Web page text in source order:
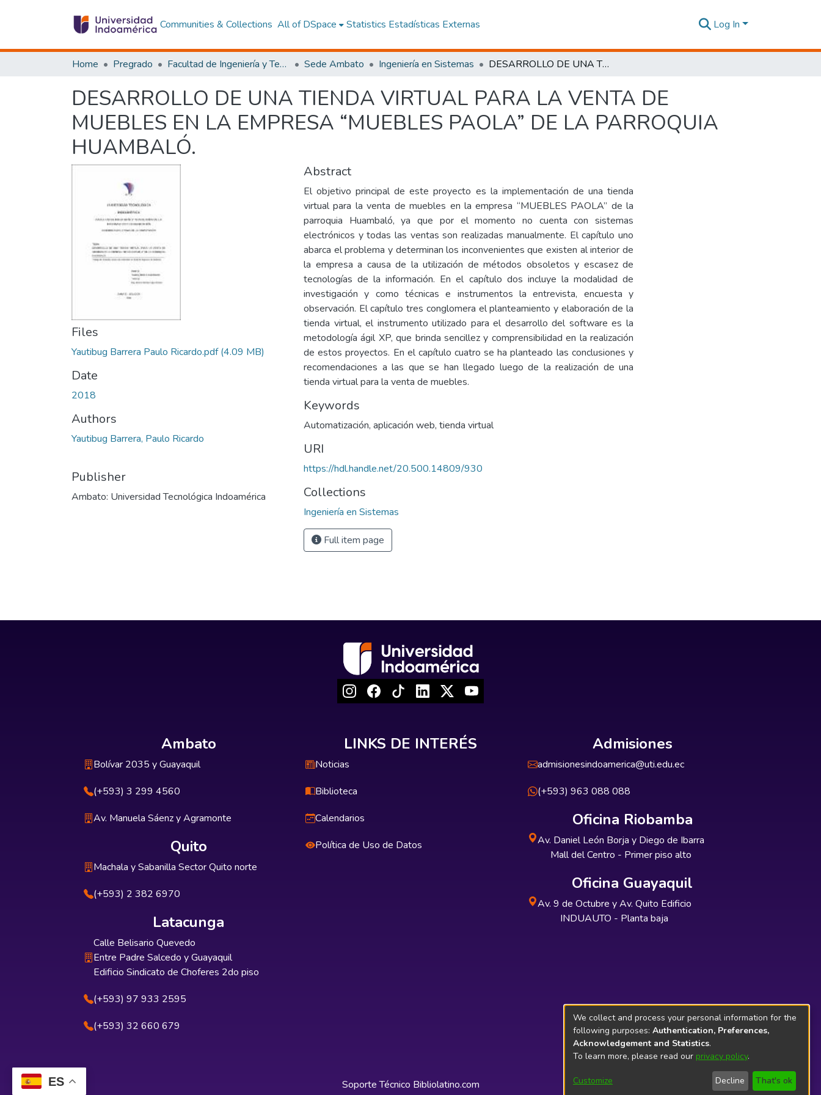
ES
Communities & Collections All of DSpace Statistics Estadísticas Externas Log In
Home Pregrado Facultad de Ingeniería y Tecnologías de la Información y la Comunicación Sede Ambato Ingeniería en Sistemas DESARROLLO DE UNA TIENDA VIRTUAL PARA LA VENTA DE MUEBLES EN LA EMPRESA “MUEBLES PAOLA” DE LA PARROQUIA HUAMBALÓ.
DESARROLLO DE UNA TIENDA VIRTUAL PARA LA VENTA DE
MUEBLES EN LA EMPRESA “MUEBLES PAOLA” DE LA PARROQUIA
HUAMBALÓ.
Files
Yautibug Barrera Paulo Ricardo.pdf(4.09 MB)
Date
2018
Authors
Yautibug Barrera, Paulo Ricardo
Publisher
Ambato: Universidad Tecnológica Indoamérica
Abstract
El objetivo principal de este proyecto es la implementación de una tienda
virtual para la venta de muebles en la empresa “MUEBLES PAOLA” de la
parroquia Huambaló, ya que por el momento no cuenta con sistemas
electrónicos y todas las ventas son realizadas manualmente. El capítulo uno
abarca el problema y determinan los inconvenientes que existen al interior de
la empresa a causa de la utilización de métodos obsoletos y escasez de
tecnologías de la información. En el capítulo dos incluye la modalidad de
investigación y como técnicas e instrumentos la entrevista, encuesta y
observación. El capítulo tres conglomera el planteamiento y elaboración de la
tienda virtual, el instrumento utilizado para el desarrollo del software es la
metodología ágil XP, que brinda sencillez y comprensibilidad en la realización
de estos proyectos. En el capítulo cuatro se ha planteado las conclusiones y
recomendaciones a las que se han llegado luego de la realización de una
tienda virtual para la venta de muebles.
Keywords
Automatización, aplicación web, tienda virtual
URI
https://hdl.handle.net/20.500.14809/930
Collections
Ingeniería en Sistemas
Full item page
Ambato
Bolívar 2035 y Guayaquil
(+593) 3 299 4560
Av. Manuela Sáenz y Agramonte
Quito
Machala y Sabanilla Sector Quito norte
(+593) 2 382 6970
Latacunga
Calle Belisario Quevedo
Entre Padre Salcedo y Guayaquil
Edificio Sindicato de Choferes 2do piso
(+593) 97 933 2595
(+593) 32 660 679
LINKS DE INTERÉS
Noticias
Biblioteca
Calendarios
Política de Uso de Datos
Admisiones
admisionesindoamerica@uti.edu.ec
(+593) 963 088 088
Oficina Riobamba
Av. Daniel León Borja y Diego de Ibarra
Mall del Centro - Primer piso alto
Oficina Guayaquil
Av. 9 de Octubre y Av. Quito Edificio
INDUAUTO - Planta baja
Soporte Técnico Bibliolatino.com
We collect and process your personal information for the
following purposes: Authentication, Preferences,
Acknowledgement and Statistics.
To learn more, please read our privacy policy.
Customize Decline That's ok